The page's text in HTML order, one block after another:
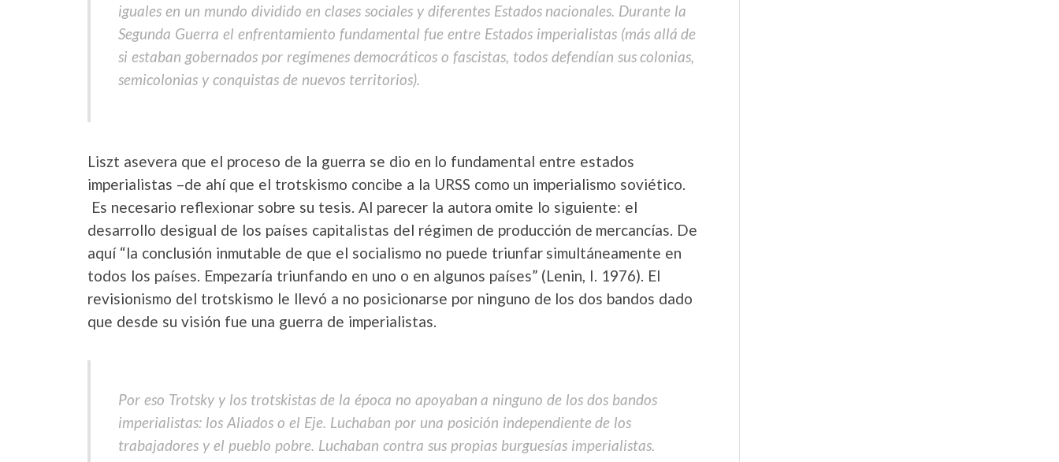
iguales en un mundo dividido en clases sociales y diferentes Estados nacionales. Durante la
Segunda Guerra el enfrentamiento fundamental fue entre Estados imperialistas (más allá de
si estaban gobernados por regímenes democráticos o fascistas, todos defendían sus colonias,
semicolonias y conquistas de nuevos territorios).
Liszt asevera que el proceso de la guerra se dio en lo fundamental entre estados
imperialistas –de ahí que el trotskismo concibe a la URSS como un imperialismo soviético.
Es necesario reflexionar sobre su tesis. Al parecer la autora omite lo siguiente: el
desarrollo desigual de los países capitalistas del régimen de producción de mercancías. De
aquí “la conclusión inmutable de que el socialismo no puede triunfar simultáneamente en
todos los países. Empezaría triunfando en uno o en algunos países” (Lenin, I. 1976). El
revisionismo del trotskismo le llevó a no posicionarse por ninguno de los dos bandos dado
que desde su visión fue una guerra de imperialistas.
Por eso Trotsky y los trotskistas de la época no apoyaban a ninguno de los dos bandos
imperialistas: los Aliados o el Eje. Luchaban por una posición independiente de los
trabajadores y el pueblo pobre. Luchaban contra sus propias burguesías imperialistas.